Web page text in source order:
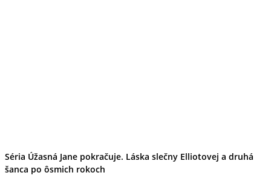
Séria Úžasná Jane pokračuje. Láska slečny Elliotovej a druhá
šanca po ôsmich rokoch